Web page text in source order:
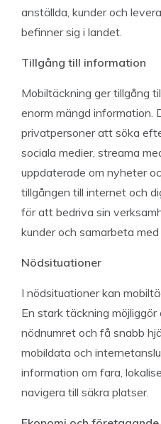
anställda, kunder och
befinner sig i landet.
Tillgång till information
Mobiltäckning ger tillgång
enorm mängd information.
privatpersoner att söka
sociala medier, streama
uppdaterade om nyheter
tillgången till internet och
för att bedriva sin
kunder och samarbeta med
Nödsituationer
I nödsituationer kan
En stark täckning
nödnumret och få snabb
mobildata och
information om fara,
navigera till säkra platser.